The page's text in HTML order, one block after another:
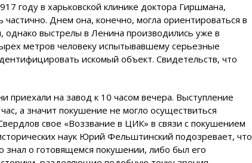
году в харьковской клинике доктора Гиршмана,
Днем она, конечно, могла ориентироваться в
однако выстрелы в Ленина производились уже в
метров человеку испытывавшему серьезные
искомый объект. Свидетельств, что
приехали на завод к 10 часом вечера. Выступление
а значит покушение не могло осуществиться
свое «Воззвание в ЦИК» в связи с покушением
наук Юрий Фельштинский подозревает, что
знал о готовящемся покушении, либо был его